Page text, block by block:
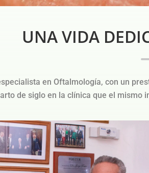
UNA VIDA
en Oftalmología, con un
de siglo en la clínica que el mismo